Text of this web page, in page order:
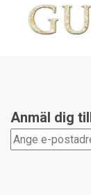
Anmäl dig